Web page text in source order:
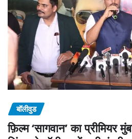
बॉलीवुड
फ़िल्म ‘सागवान’ का प्रीमियर